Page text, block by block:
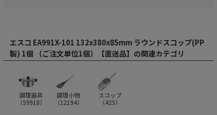
エスコ EA991X-101 132x380x85mm ラウンドスコップ(PP
製) 1個 （ご注文単位1個）【直送品】の関連カテゴリ
調理器具
（59918）
調理小物
（12194）
スコップ
（425）